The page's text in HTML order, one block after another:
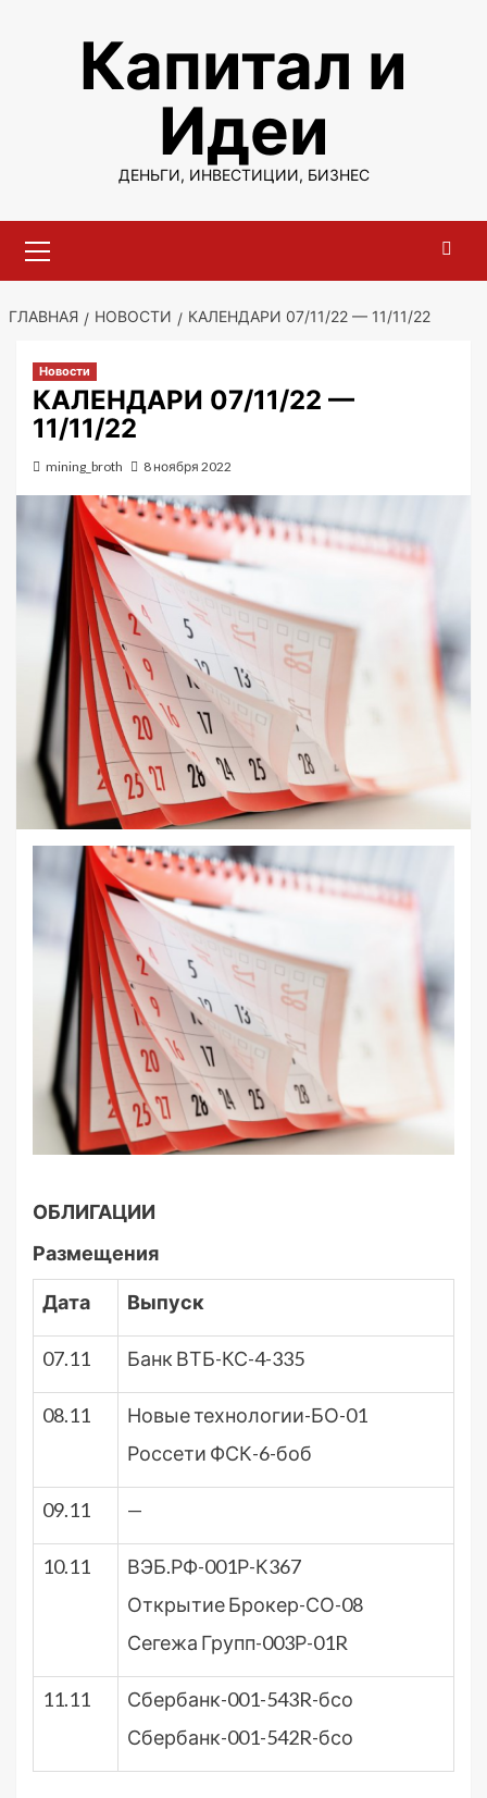
содержимомуКапитал и
Идеи
ДЕНЬГИ, ИНВЕСТИЦИИ, БИЗНЕС
меню
ГЛАВНАЯ НОВОСТИ КАЛЕНДАРИ 07/11/22 — 11/11/22
Новости
КАЛЕНДАРИ 07/11/22 —
11/11/22
mining_broth 8 ноября 2022
ОБЛИГАЦИИ
Размещения
Дата Выпуск
07.11 Банк ВТБ-КС-4-335
08.11
Новые технологии-БО-01
Россети ФСК-6-боб
09.11 —
10.11
ВЭБ.РФ-001Р-К367
Открытие Брокер-СО-08
Сегежа Групп-003Р-01R
11.11
Сбербанк-001-543R-бсо
Сбербанк-001-542R-бсо